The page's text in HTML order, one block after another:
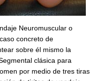
Neuromuscular o
concreto de
sobre él mismo la
clásica para
por medio de tres tiras